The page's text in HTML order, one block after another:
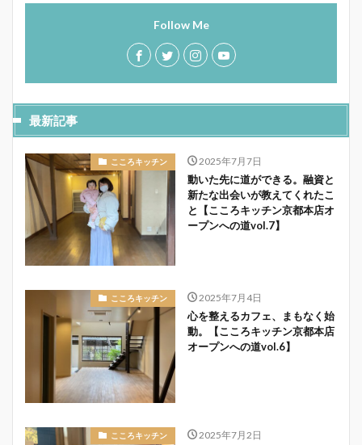
Follow Me
最新記事
こころキッチン 2025年7月7日
動いた先に道ができる。融資と
新たな出会いが教えてくれたこ
と【こころキッチン京都本店オ
ープンへの道vol.7】
こころキッチン 2025年7月4日
心を整えるカフェ、まもなく始
動。【こころキッチン京都本店
オープンへの道vol.6】
こころキッチン 2025年7月2日